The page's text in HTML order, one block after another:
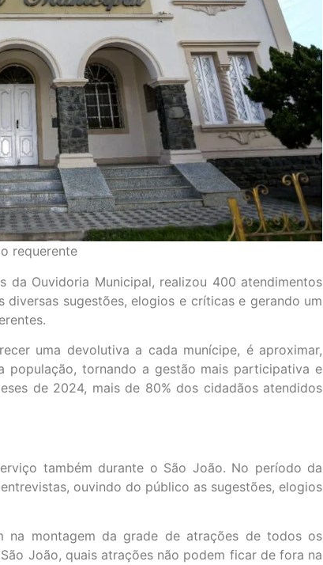
requerente
da Ouvidoria Municipal, realizou 400 atendimentos
diversas sugestões, elogios e críticas e gerando um
uma devolutiva a cada munícipe, é aproximar,
tornando a gestão mais participativa e
de 2024, mais de 80% dos cidadãos atendidos
também durante o São João. No período da
ouvindo do público as sugestões, elogios
na montagem da grade de atrações de todos os
João, quais atrações não podem ficar de fora na